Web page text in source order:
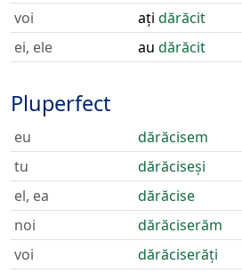
voi
ați dărăcit
ei, ele
au dărăcit
Pluperfect
eu
dărăcisem
tu
dărăciseși
el, ea
dărăcise
noi
dărăciserăm
voi
dărăciserăți